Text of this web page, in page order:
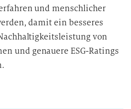
und menschlicher
damit ein besseres
von
und genauere ESG-Ratings